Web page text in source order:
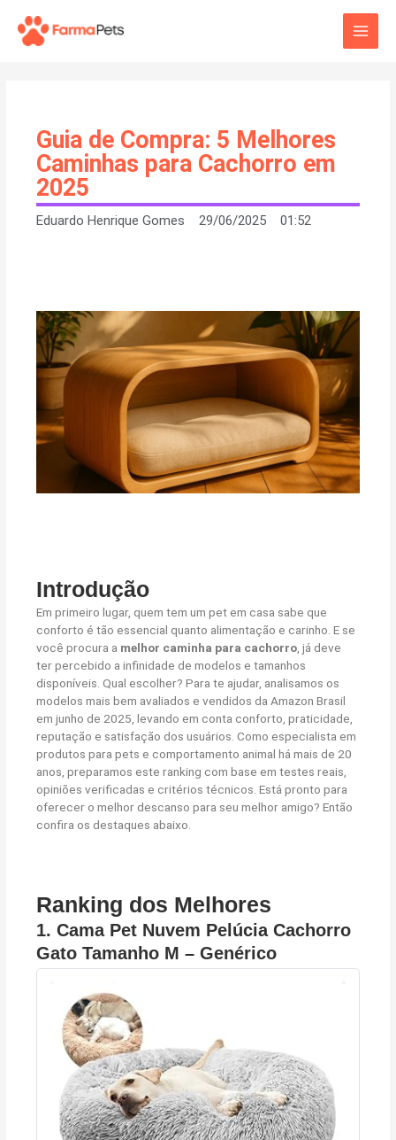
para
Main
Guia de Compra: 5 Melhores
Caminhas para Cachorro em
2025
Eduardo Henrique Gomes 29/06/2025 01:52
Introdução
Em primeiro lugar, quem tem um pet em casa sabe que
conforto é tão essencial quanto alimentação e carinho. E se
você procura a melhor caminha para cachorro, já deve
ter percebido a infinidade de modelos e tamanhos
disponíveis. Qual escolher? Para te ajudar, analisamos os
modelos mais bem avaliados e vendidos da Amazon Brasil
em junho de 2025, levando em conta conforto, praticidade,
reputação e satisfação dos usuários. Como especialista em
produtos para pets e comportamento animal há mais de 20
anos, preparamos este ranking com base em testes reais,
opiniões verificadas e critérios técnicos. Está pronto para
oferecer o melhor descanso para seu melhor amigo? Então
confira os destaques abaixo.
Ranking dos Melhores
1.Cama Pet Nuvem Pelúcia Cachorro
Gato Tamanho M – Genérico